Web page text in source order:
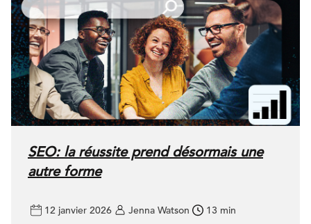
SEO: la réussite prend désormais une
autre forme
12 janvier 2026 Jenna Watson 13 min